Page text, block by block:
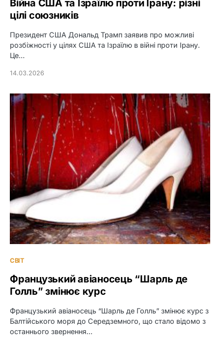
Війна США та Ізраїлю проти Ірану: різні
цілі союзників
Президент США Дональд Трамп заявив про можливі
розбіжності у цілях США та Ізраїлю в війні проти Ірану.
Це…
14.03.2026
СВІТ
Французький авіаносець “Шарль де
Голль” змінює курс
Французький авіаносець “Шарль де Голль” змінює курс з
Балтійського моря до Середземного, що стало відомо з
останнього звернення…